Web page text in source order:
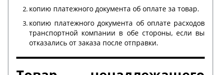
копию платежного документа об оплате за товар.
копию платежного документа об оплате расходов
транспортной компании в обе стороны, если вы
отказались от заказа после отправки.